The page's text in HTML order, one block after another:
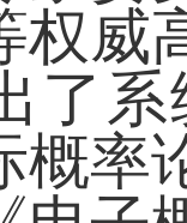
权威
了
概率